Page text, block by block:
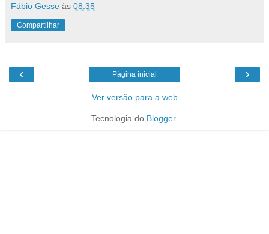
Fábio Gesse às 08:35
Compartilhar
‹ ›
Página inicial
Ver versão para a web
Tecnologia do Blogger.